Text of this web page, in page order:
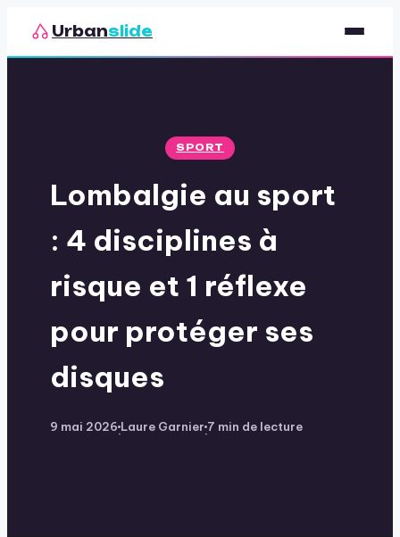
Urbanslide
Loisirs
SPORT
Lombalgie au sport
: 4 disciplines à
risque et 1 réflexe
pour protéger ses
disques
9 mai 2026
·
Laure Garnier
·
7 min de lecture